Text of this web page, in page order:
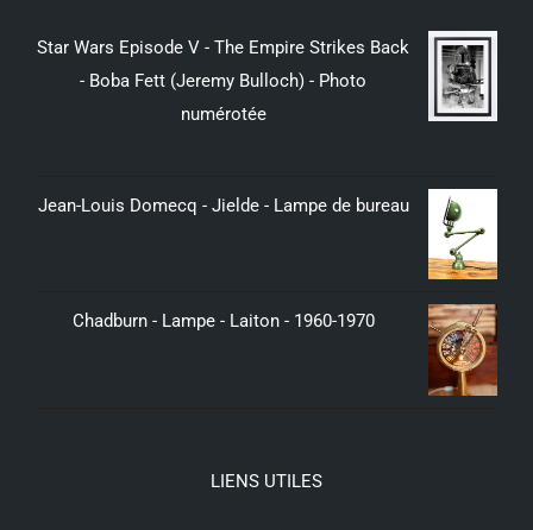
Star Wars Episode V - The Empire Strikes Back
- Boba Fett (Jeremy Bulloch) - Photo
numérotée
Jean-Louis Domecq - Jielde - Lampe de bureau
Chadburn - Lampe - Laiton - 1960-1970
LIENS UTILES